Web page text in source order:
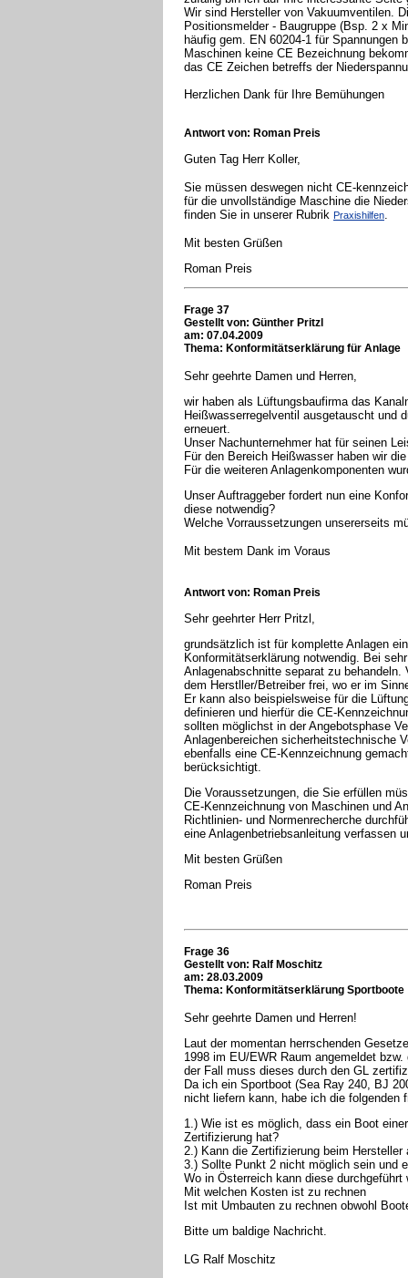
Wir sind Hersteller von Vakuumventilen.
Positionsmelder - Baugruppe (Bsp. 2 x
häufig gem. EN 60204-1 für
Maschinen keine CE Bezeichnung
das CE Zeichen betreffs der
Herzlichen Dank für Ihre Bemühungen
Antwort von: Roman Preis
Guten Tag Herr Koller,
Sie müssen deswegen nicht CE-
für die unvollständige Maschine die
finden Sie in unserer Rubrik Praxishilfen.
Mit besten Grüßen
Roman Preis
Frage 37
Gestellt von: Günther Pritzl
am: 07.04.2009
Thema: Konformitätserklärung für Anlage
Sehr geehrte Damen und Herren,
wir haben als Lüftungsbaufirma das
Heißwasserregelventil ausgetauscht und
erneuert.
Unser Nachunternehmer hat für seinen
Für den Bereich Heißwasser haben wir
Für die weiteren Anlagenkomponenten
Unser Auftraggeber fordert nun eine
diese notwendig?
Welche Vorraussetzungen unsererseits
Mit bestem Dank im Voraus
Antwort von: Roman Preis
Sehr geehrter Herr Pritzl,
grundsätzlich ist für komplette Anlagen
Konformitätserklärung notwendig. Bei
Anlagenabschnitte separat zu
dem Herstller/Betreiber frei, wo er im
Er kann also beispielsweise für die
definieren und hierfür die CE-
sollten möglichst in der Angebotsphase
Anlagenbereichen sicherheitstechnische
ebenfalls eine CE-Kennzeichnung
berücksichtigt.
Die Voraussetzungen, die Sie erfüllen
CE-Kennzeichnung von Maschinen und
Richtlinien- und Normenrecherche
eine Anlagenbetriebsanleitung verfassen
Mit besten Grüßen
Roman Preis
Frage 36
Gestellt von: Ralf Moschitz
am: 28.03.2009
Thema: Konformitätserklärung Sportboote
Sehr geehrte Damen und Herren!
Laut der momentan herrschenden
1998 im EU/EWR Raum angemeldet
der Fall muss dieses durch den GL
Da ich ein Sportboot (Sea Ray 240, BJ
nicht liefern kann, habe ich die folgenden
1.) Wie ist es möglich, dass ein Boot
Zertifizierung hat?
2.) Kann die Zertifizierung beim Hersteller
3.) Sollte Punkt 2 nicht möglich sein und
Wo in Österreich kann diese durchgeführt
Mit welchen Kosten ist zu rechnen
Ist mit Umbauten zu rechnen obwohl
Bitte um baldige Nachricht.
LG Ralf Moschitz